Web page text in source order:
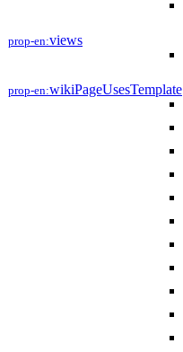
prop-en:views
prop-en:wikiPageUsesTemplate